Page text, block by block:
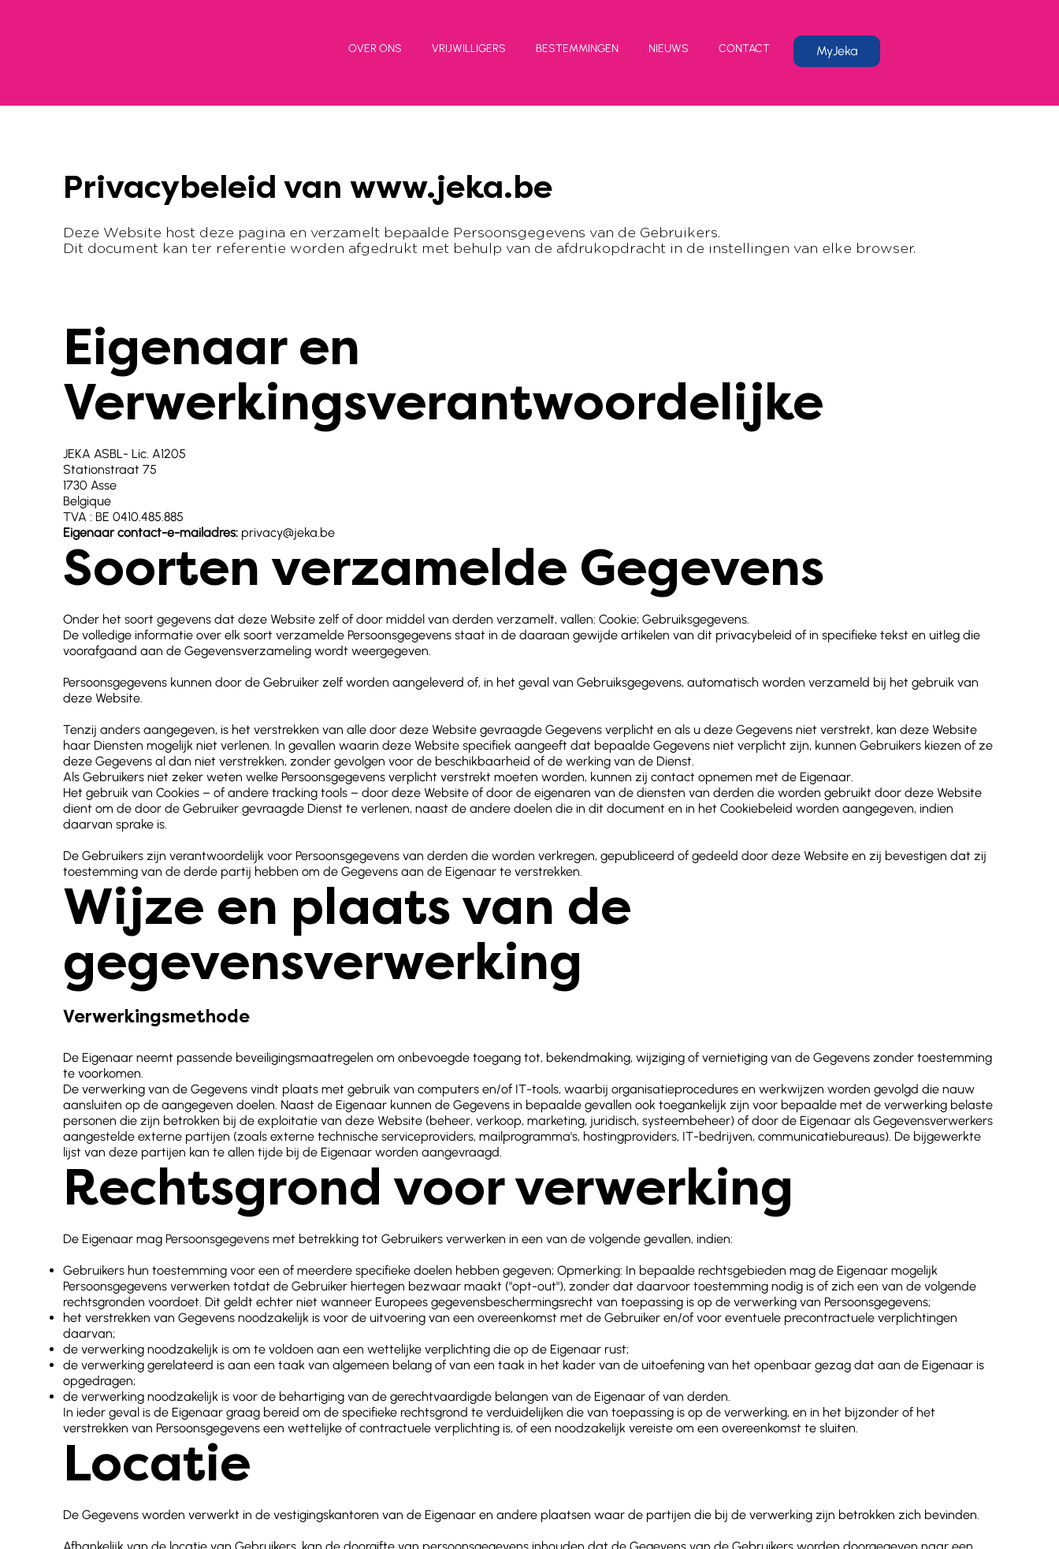
OVER ONS VRIJWILLIGERS BESTEMMINGEN NIEUWS CONTACT MyJeka
Privacybeleid van www.jeka.be
Deze Website host deze pagina en verzamelt bepaalde Persoonsgegevens van de Gebruikers.
Dit document kan ter referentie worden afgedrukt met behulp van de afdrukopdracht in de instellingen van elke browser.
JEKA ASBL- Lic. A1205
Stationstraat 75
1730 Asse
Belgique
TVA : BE 0410.485.885
Eigenaar contact-e-mailadres: privacy@jeka.be
Eigenaar en
Verwerkingsverantwoordelijke
Onder het soort gegevens dat deze Website zelf of door middel van derden verzamelt, vallen: Cookie; Gebruiksgegevens.
De volledige informatie over elk soort verzamelde Persoonsgegevens staat in de daaraan gewijde artikelen van dit privacybeleid of in specifieke tekst en uitleg die
voorafgaand aan de Gegevensverzameling wordt weergegeven.
Persoonsgegevens kunnen door de Gebruiker zelf worden aangeleverd of, in het geval van Gebruiksgegevens, automatisch worden verzameld bij het gebruik van
deze Website.
Tenzij anders aangegeven, is het verstrekken van alle door deze Website gevraagde Gegevens verplicht en als u deze Gegevens niet verstrekt, kan deze Website
haar Diensten mogelijk niet verlenen. In gevallen waarin deze Website specifiek aangeeft dat bepaalde Gegevens niet verplicht zijn, kunnen Gebruikers kiezen of ze
deze Gegevens al dan niet verstrekken, zonder gevolgen voor de beschikbaarheid of de werking van de Dienst.
Als Gebruikers niet zeker weten welke Persoonsgegevens verplicht verstrekt moeten worden, kunnen zij contact opnemen met de Eigenaar.
Het gebruik van Cookies – of andere tracking tools – door deze Website of door de eigenaren van de diensten van derden die worden gebruikt door deze Website
dient om de door de Gebruiker gevraagde Dienst te verlenen, naast de andere doelen die in dit document en in het Cookiebeleid worden aangegeven, indien
daarvan sprake is.
De Gebruikers zijn verantwoordelijk voor Persoonsgegevens van derden die worden verkregen, gepubliceerd of gedeeld door deze Website en zij bevestigen dat zij
toestemming van de derde partij hebben om de Gegevens aan de Eigenaar te verstrekken.
Soorten verzamelde Gegevens
Verwerkingsmethode
De Eigenaar neemt passende beveiligingsmaatregelen om onbevoegde toegang tot, bekendmaking, wijziging of vernietiging van de Gegevens zonder toestemming
te voorkomen.
De verwerking van de Gegevens vindt plaats met gebruik van computers en/of IT-tools, waarbij organisatieprocedures en werkwijzen worden gevolgd die nauw
aansluiten op de aangegeven doelen. Naast de Eigenaar kunnen de Gegevens in bepaalde gevallen ook toegankelijk zijn voor bepaalde met de verwerking belaste
personen die zijn betrokken bij de exploitatie van deze Website (beheer, verkoop, marketing, juridisch, systeembeheer) of door de Eigenaar als Gegevensverwerkers
aangestelde externe partijen (zoals externe technische serviceproviders, mailprogramma's, hostingproviders, IT-bedrijven, communicatiebureaus). De bijgewerkte
lijst van deze partijen kan te allen tijde bij de Eigenaar worden aangevraagd.
Wijze en plaats van de
gegevensverwerking
De Eigenaar mag Persoonsgegevens met betrekking tot Gebruikers verwerken in een van de volgende gevallen, indien:
Gebruikers hun toestemming voor een of meerdere specifieke doelen hebben gegeven; Opmerking: In bepaalde rechtsgebieden mag de Eigenaar mogelijk
Persoonsgegevens verwerken totdat de Gebruiker hiertegen bezwaar maakt ("opt-out"), zonder dat daarvoor toestemming nodig is of zich een van de volgende
rechtsgronden voordoet. Dit geldt echter niet wanneer Europees gegevensbeschermingsrecht van toepassing is op de verwerking van Persoonsgegevens;
het verstrekken van Gegevens noodzakelijk is voor de uitvoering van een overeenkomst met de Gebruiker en/of voor eventuele precontractuele verplichtingen
daarvan;
de verwerking noodzakelijk is om te voldoen aan een wettelijke verplichting die op de Eigenaar rust;
de verwerking gerelateerd is aan een taak van algemeen belang of van een taak in het kader van de uitoefening van het openbaar gezag dat aan de Eigenaar is
opgedragen;
de verwerking noodzakelijk is voor de behartiging van de gerechtvaardigde belangen van de Eigenaar of van derden.
In ieder geval is de Eigenaar graag bereid om de specifieke rechtsgrond te verduidelijken die van toepassing is op de verwerking, en in het bijzonder of het
verstrekken van Persoonsgegevens een wettelijke of contractuele verplichting is, of een noodzakelijk vereiste om een overeenkomst te sluiten.
Rechtsgrond voor verwerking
De Gegevens worden verwerkt in de vestigingskantoren van de Eigenaar en andere plaatsen waar de partijen die bij de verwerking zijn betrokken zich bevinden.
Locatie